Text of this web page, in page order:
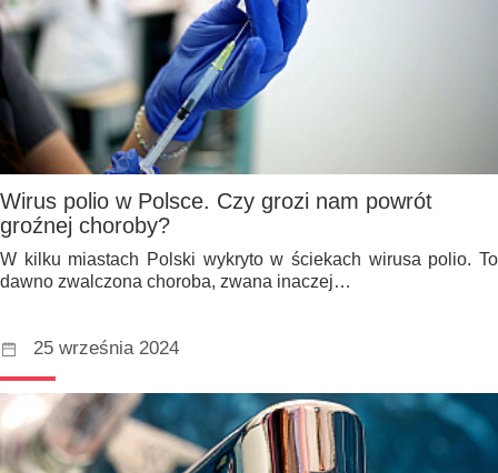
Wirus polio w Polsce. Czy grozi nam powrót
groźnej choroby?
W kilku miastach Polski wykryto w ściekach wirusa polio. To
dawno zwalczona choroba, zwana inaczej…
25 września 2024